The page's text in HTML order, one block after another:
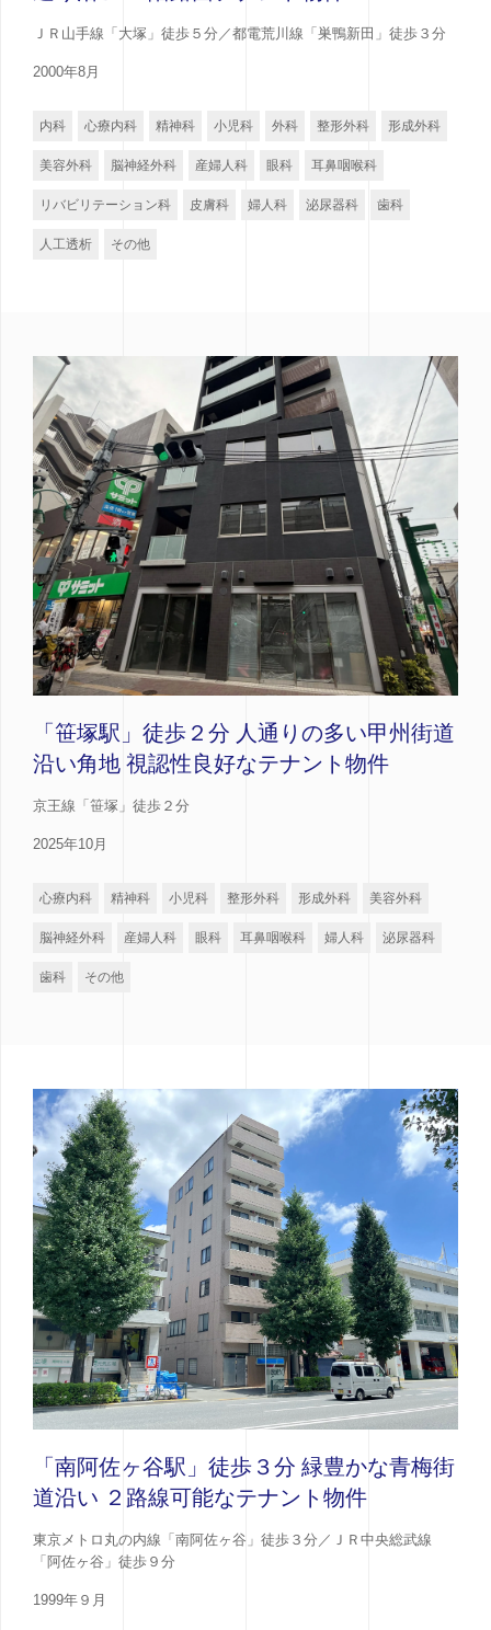
ＪＲ山手線「大塚」徒歩５分／都電荒川線「巣鴨新田」徒歩３分
2000年8月
内科 心療内科 精神科 小児科 外科 整形外科 形成外科
美容外科 脳神経外科 産婦人科 眼科 耳鼻咽喉科
リバビリテーション科 皮膚科 婦人科 泌尿器科 歯科
人工透析 その他
「笹塚駅」徒歩２分 人通りの多い甲州街道
沿い角地 視認性良好なテナント物件
京王線「笹塚」徒歩２分
2025年10月
心療内科 精神科 小児科 整形外科 形成外科 美容外科
脳神経外科 産婦人科 眼科 耳鼻咽喉科 婦人科 泌尿器科
歯科 その他
「南阿佐ヶ谷駅」徒歩３分 緑豊かな青梅街
道沿い ２路線可能なテナント物件
東京メトロ丸の内線「南阿佐ヶ谷」徒歩３分／ＪＲ中央総武線
「阿佐ヶ谷」徒歩９分
1999年９月